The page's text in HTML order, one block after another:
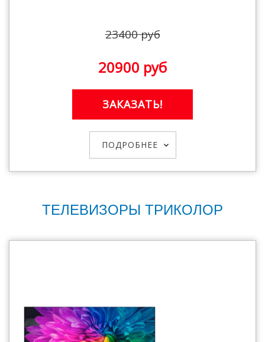
23400 руб
20900 руб
ЗАКАЗАТЬ!
ПОДРОБНЕЕ
ТЕЛЕВИЗОРЫ ТРИКОЛОР